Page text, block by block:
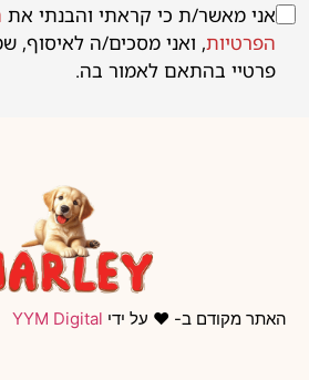
אני מאשר/ת כי קראתי והבנתי את
הפרטיות, ואני מסכים/ה לאיסוף,
פרטיי בהתאם לאמור בה.
האתר מקודם ב- ❤️ על ידי YYM Digital